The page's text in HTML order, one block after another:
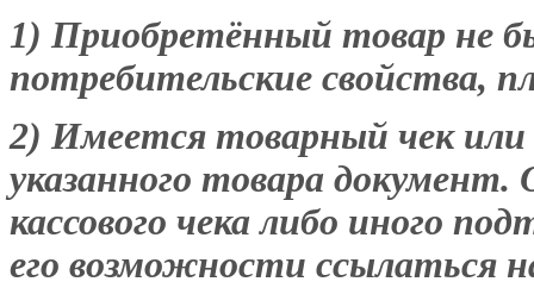
1) Приобретённый товар не
потребительские свойства,
2) Имеется товарный чек
указанного товара
кассового чека либо иного
его возможности ссылаться